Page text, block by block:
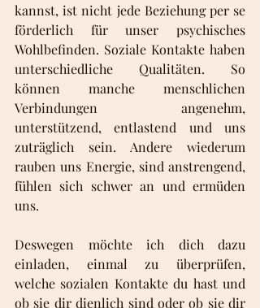
kannst, ist nicht jede Beziehung per se
förderlich für unser psychisches
Wohlbefinden. Soziale Kontakte haben
unterschiedliche Qualitäten. So
können manche menschlichen
Verbindungen angenehm,
unterstützend, entlastend und uns
zuträglich sein. Andere wiederum
rauben uns Energie, sind anstrengend,
fühlen sich schwer an und ermüden
uns.
Deswegen möchte ich dich dazu
einladen, einmal zu überprüfen,
welche sozialen Kontakte du hast und
ob sie dir dienlich sind oder ob sie dir